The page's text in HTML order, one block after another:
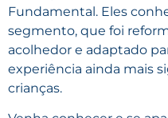
Fundamental. Eles
segmento, que foi
acolhedor e adaptado
experiência ainda mais
crianças.